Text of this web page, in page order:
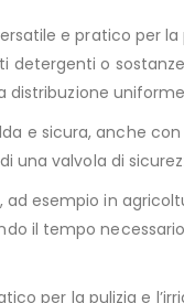
e pratico per
o
e sicura, anche
valvola di
esempio in
il tempo
per la pulizia e